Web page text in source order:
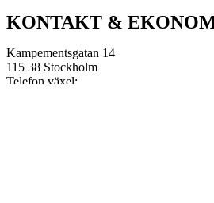
KONTAKT &
Kampementsgatan 14
115 38 Stockholm
Telefon växel: